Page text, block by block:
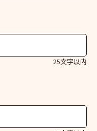
25文字以内